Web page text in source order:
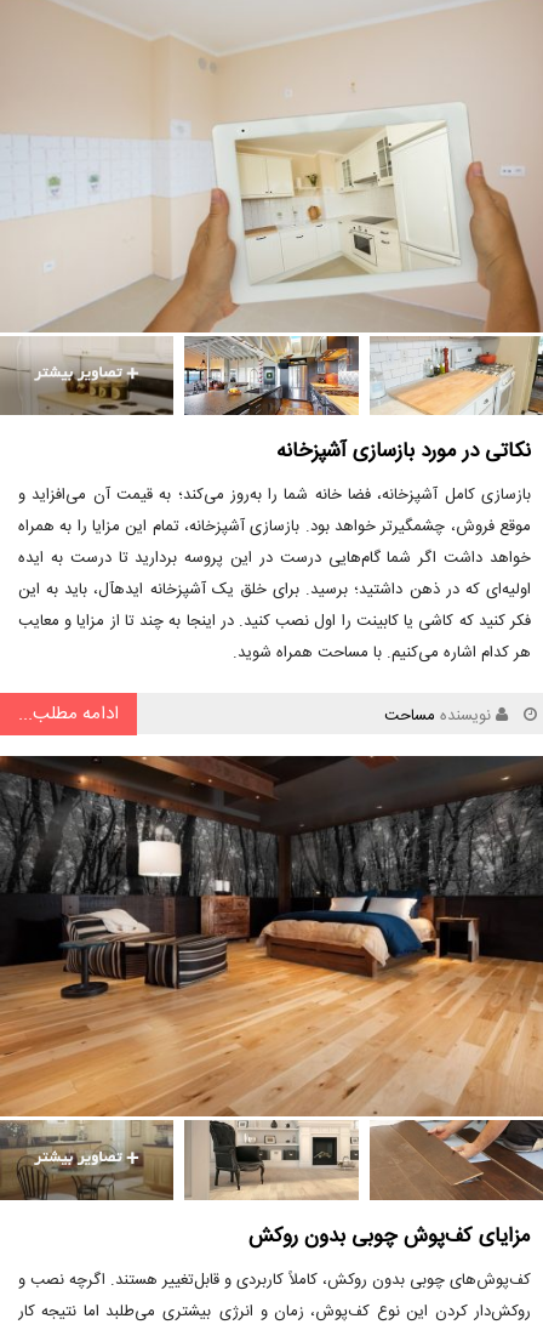
نکاتی در مورد بازسازی آشپزخانه
بازسازی کامل آشپزخانه، فضا خانه شما را به‌روز می‌کند؛ به قیمت آن می‌افزاید و
موقع فروش، چشمگیرتر خواهد بود. بازسازی آشپزخانه، تمام این مزایا را به همراه
خواهد داشت اگر شما گام‌هایی درست در این پروسه بردارید تا درست به ایده
اولیه‌ای که در ذهن داشتید؛ برسید. برای خلق یک آشپزخانه ایدهآل، باید به این
فکر کنید که کاشی یا کابینت را اول نصب کنید. در اینجا به چند تا از مزایا و معایب
هر کدام اشاره می‌کنیم. با مساحت همراه شوید.
نویسنده مساحت ادامه مطلب...
مزایای کف‌پوش چوبی بدون روکش
کف‌پوش‌های چوبی بدون روکش، کاملاً کاربردی و قابل‌تغییر هستند. اگرچه نصب و
روکش‌دار کردن این نوع کف‌پوش، زمان و انرژی بیشتری می‌طلبد اما نتیجه کار